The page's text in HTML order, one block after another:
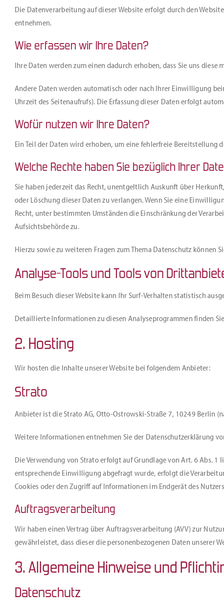
Die Datenverarbeitung auf dieser Website erfolgt durch den
entnehmen.
Wie erfassen wir Ihre Daten?
Ihre Daten werden zum einen dadurch erhoben, dass Sie uns
Andere Daten werden automatisch oder nach Ihrer Einwilligung
Uhrzeit des Seitenaufrufs). Die Erfassung dieser Daten erfolgt
Wofür nutzen wir Ihre Daten?
Ein Teil der Daten wird erhoben, um eine fehlerfreie Bereitstellung
Welche Rechte haben Sie bezüglich Ihrer
Sie haben jederzeit das Recht, unentgeltlich Auskunft über
oder Löschung dieser Daten zu verlangen. Wenn Sie eine
Recht, unter bestimmten Umständen die Einschränkung der
Aufsichtsbehörde zu.
Hierzu sowie zu weiteren Fragen zum Thema Datenschutz können
Analyse-Tools und Tools von
Beim Besuch dieser Website kann Ihr Surf-Verhalten statistisch
Detaillierte Informationen zu diesen Analyseprogrammen finden
2. Hosting
Wir hosten die Inhalte unserer Website bei folgendem Anbieter:
Strato
Anbieter ist die Strato AG, Otto-Ostrowski-Straße 7, 10249 Berlin
Weitere Informationen entnehmen Sie der Datenschutzerklärung
Die Verwendung von Strato erfolgt auf Grundlage von Art. 6 Abs. 1
entsprechende Einwilligung abgefragt wurde, erfolgt die
Cookies oder den Zugriff auf Informationen im Endgerät des
Auftragsverarbeitung
Wir haben einen Vertrag über Auftragsverarbeitung (AVV) zur
gewährleistet, dass dieser die personenbezogenen Daten unserer
3. Allgemeine Hinweise und
Datenschutz